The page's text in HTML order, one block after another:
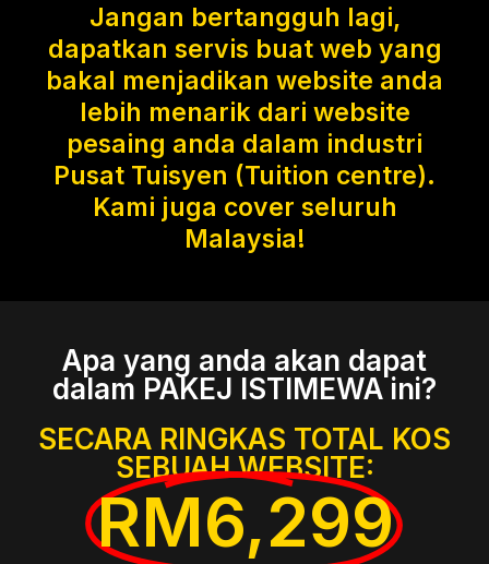
Jangan bertangguh lagi,
dapatkan servis buat web yang
bakal menjadikan website anda
lebih menarik dari website
pesaing anda dalam industri
Pusat Tuisyen (Tuition centre).
Kami juga cover seluruh
Malaysia!
Apa yang anda akan dapat
dalam PAKEJ ISTIMEWA ini?
SECARA RINGKAS TOTAL KOS
SEBUAH WEBSITE:
RM6,299